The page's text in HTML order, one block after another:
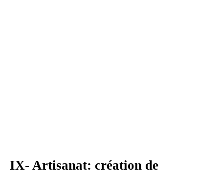
IX- Artisanat: création de